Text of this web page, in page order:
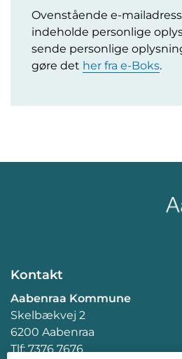
Ovenstående e-
indeholde personlige
sende personlige
gøre det her fra e-Boks.
Kontakt
Aabenraa Kommune
Skelbækvej 2
6200 Aabenraa
Tlf: 7376 7676